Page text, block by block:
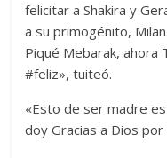
felicitar a Shakira y
a su primogénito,
Piqué Mebarak, ahora
#feliz», tuiteó.
«Esto de ser madre
doy Gracias a Dios